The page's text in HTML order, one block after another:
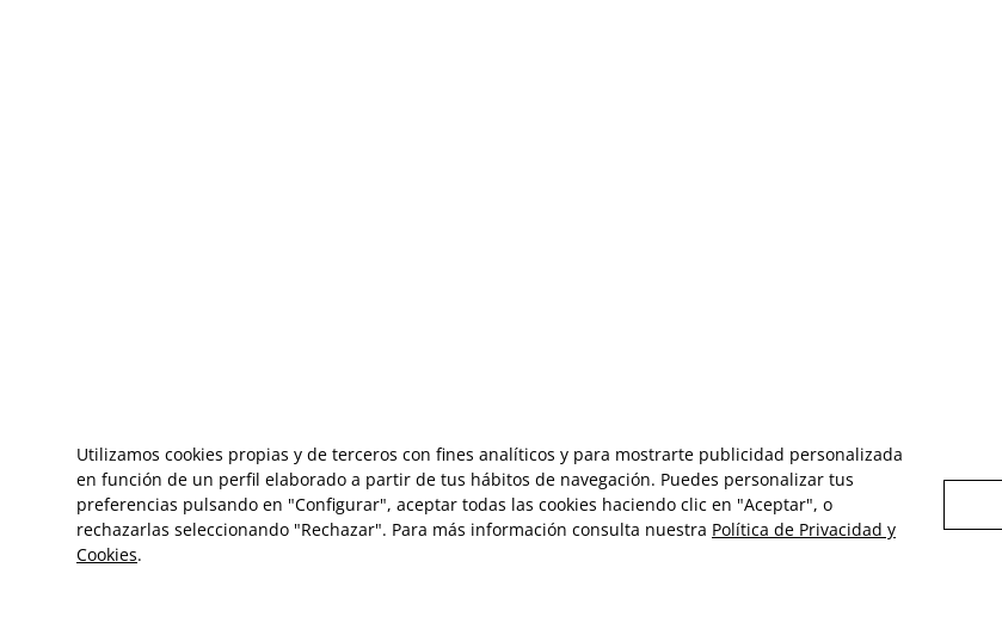
Utilizamos cookies propias y de terceros con fines analíticos y para mostrarte publicidad personalizada
en función de un perfil elaborado a partir de tus hábitos de navegación. Puedes personalizar tus
preferencias pulsando en "Configurar", aceptar todas las cookies haciendo clic en "Aceptar", o
rechazarlas seleccionando "Rechazar". Para más información consulta nuestra Política de Privacidad y
Cookies.